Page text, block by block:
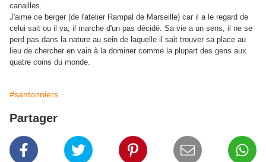
canailles.
J'aime ce berger (de l'atelier Rampal de Marseille) car il a le regard de
celui sait ou il va, il marche d'un pas décidé. Sa vie a un sens, il ne se
perd pas dans la nature au sein de laquelle il sait trouver sa place au
lieu de chercher en vain à la dominer comme la plupart des gens aux
quatre coins du monde.
#santonniers
Partager